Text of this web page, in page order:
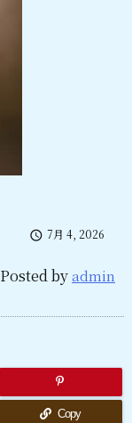
 7月 4, 2026
Posted byadmin
Copy